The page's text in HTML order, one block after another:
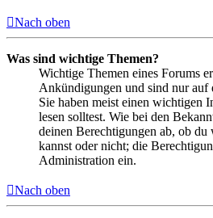
Nach oben
Was sind wichtige Themen?
Wichtige Themen eines Forums
Ankündigungen und sind nur auf
Sie haben meist einen wichtigen
lesen solltest. Wie bei den
deinen Berechtigungen ab, ob du
kannst oder nicht; die
Administration ein.
Nach oben